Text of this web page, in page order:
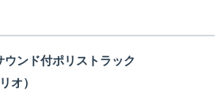
ウンド付ポリストラック
オ）